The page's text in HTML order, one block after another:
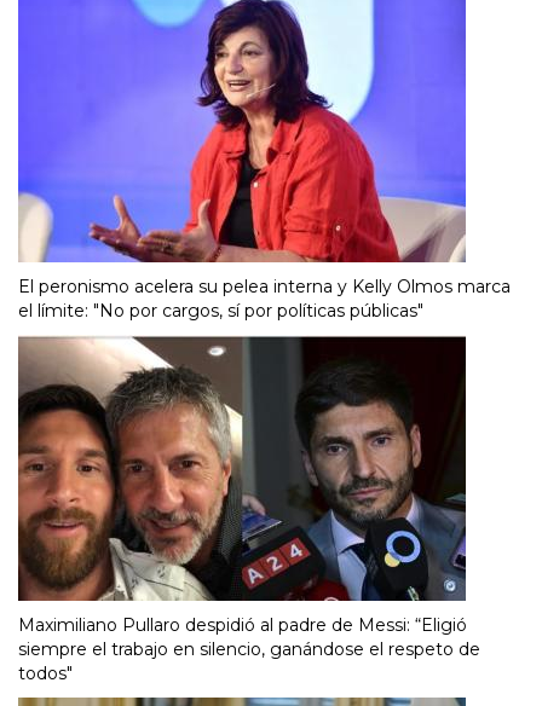
El peronismo acelera su pelea interna y Kelly Olmos marca
el límite: "No por cargos, sí por políticas públicas"
Maximiliano Pullaro despidió al padre de Messi: “Eligió
siempre el trabajo en silencio, ganándose el respeto de
todos"